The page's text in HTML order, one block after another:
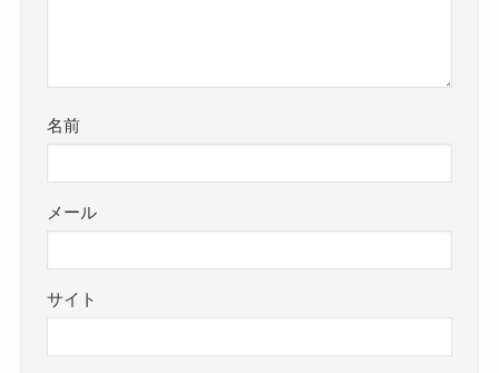
名前
メール
サイト